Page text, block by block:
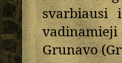
svarbiausi
Grunavo